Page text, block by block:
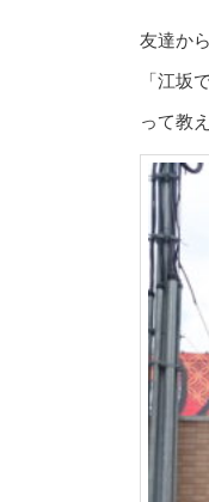
友達か
「江坂
って教